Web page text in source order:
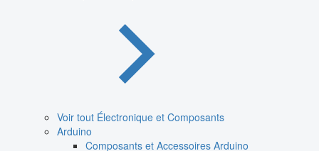
Voir tout Électronique et Composants
Arduino
Composants et Accessoires Arduino